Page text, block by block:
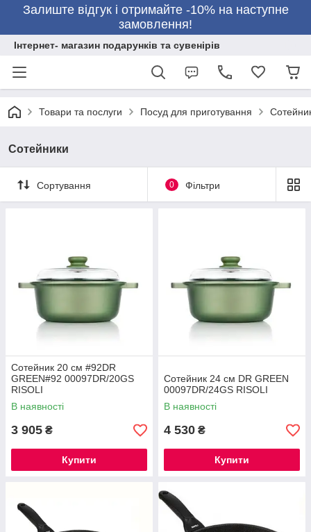
Залиште відгук і отримайте -10% на наступне
замовлення!
Інтернет- магазин подарунків та сувенірів
Товари та послуги Посуд для приготування
Сотейники
Сортування 0 Фільтри
Сотейник 20 см #92DR
GREEN#92 00097DR/20GS
RISOLI
В наявності
3 905 ₴
Купити
Сотейник 24 см DR GREEN
00097DR/24GS RISOLI
В наявності
4 530 ₴
Купити